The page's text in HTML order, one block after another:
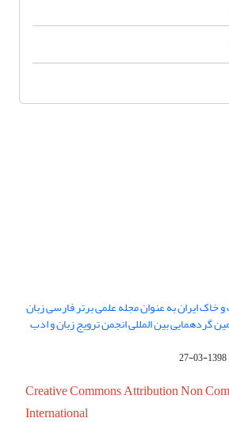
خاک ایران به عنوان مجله علمی برتر فارسی زبان
پانزدهمین گردهمایی بین المللی انجمن ترویج زبان و ادب
1398-03-27
Creative Commons Attribution Non
International